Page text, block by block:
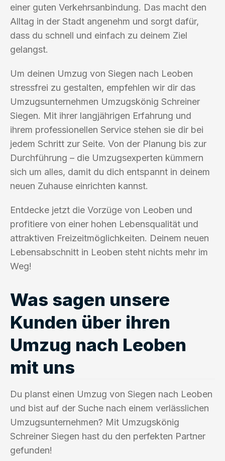
einer guten Verkehrsanbindung. Das macht den
Alltag in der Stadt angenehm und sorgt dafür,
dass du schnell und einfach zu deinem Ziel
gelangst.
Um deinen Umzug von Siegen nach Leoben
stressfrei zu gestalten, empfehlen wir dir das
Umzugsunternehmen Umzugskönig Schreiner
Siegen. Mit ihrer langjährigen Erfahrung und
ihrem professionellen Service stehen sie dir bei
jedem Schritt zur Seite. Von der Planung bis zur
Durchführung – die Umzugsexperten kümmern
sich um alles, damit du dich entspannt in deinem
neuen Zuhause einrichten kannst.
Entdecke jetzt die Vorzüge von Leoben und
profitiere von einer hohen Lebensqualität und
attraktiven Freizeitmöglichkeiten. Deinem neuen
Lebensabschnitt in Leoben steht nichts mehr im
Weg!
Was sagen unsere
Kunden über ihren
Umzug nach Leoben
mit uns
Du planst einen Umzug von Siegen nach Leoben
und bist auf der Suche nach einem verlässlichen
Umzugsunternehmen? Mit Umzugskönig
Schreiner Siegen hast du den perfekten Partner
gefunden!